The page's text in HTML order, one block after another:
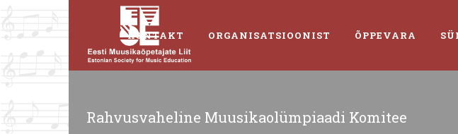
KONTAKT ORGANISATSIOONIST ÕPPEVARA
Rahvusvaheline Muusikaolümpiaadi Komitee